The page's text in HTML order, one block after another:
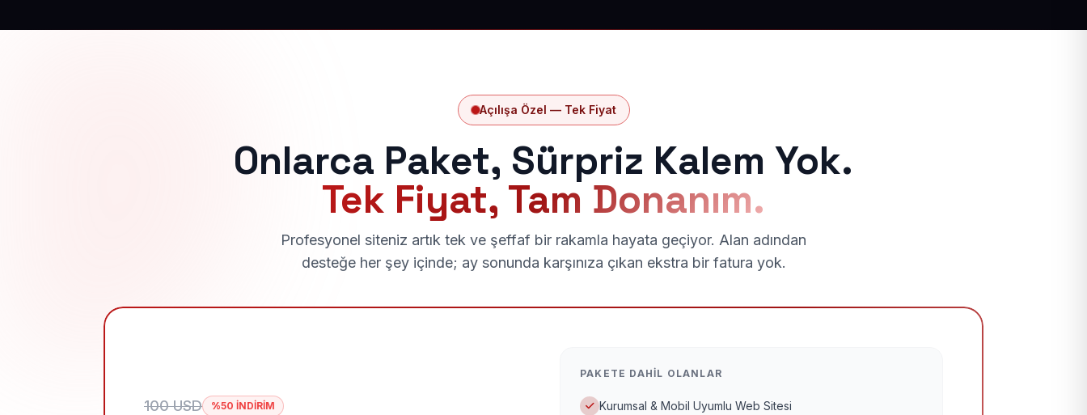
Açılışa Özel — Tek Fiyat
Onlarca Paket, Sürpriz Kalem Yok.
Tek Fiyat, Tam Donanım.
Profesyonel siteniz artık tek ve şeffaf bir rakamla hayata geçiyor. Alan adından
desteğe her şey içinde; ay sonunda karşınıza çıkan ekstra bir fatura yok.
100 USD %50 İNDİRİM
PAKETE DAHIL OLANLAR
Kurumsal & Mobil Uyumlu Web Sitesi